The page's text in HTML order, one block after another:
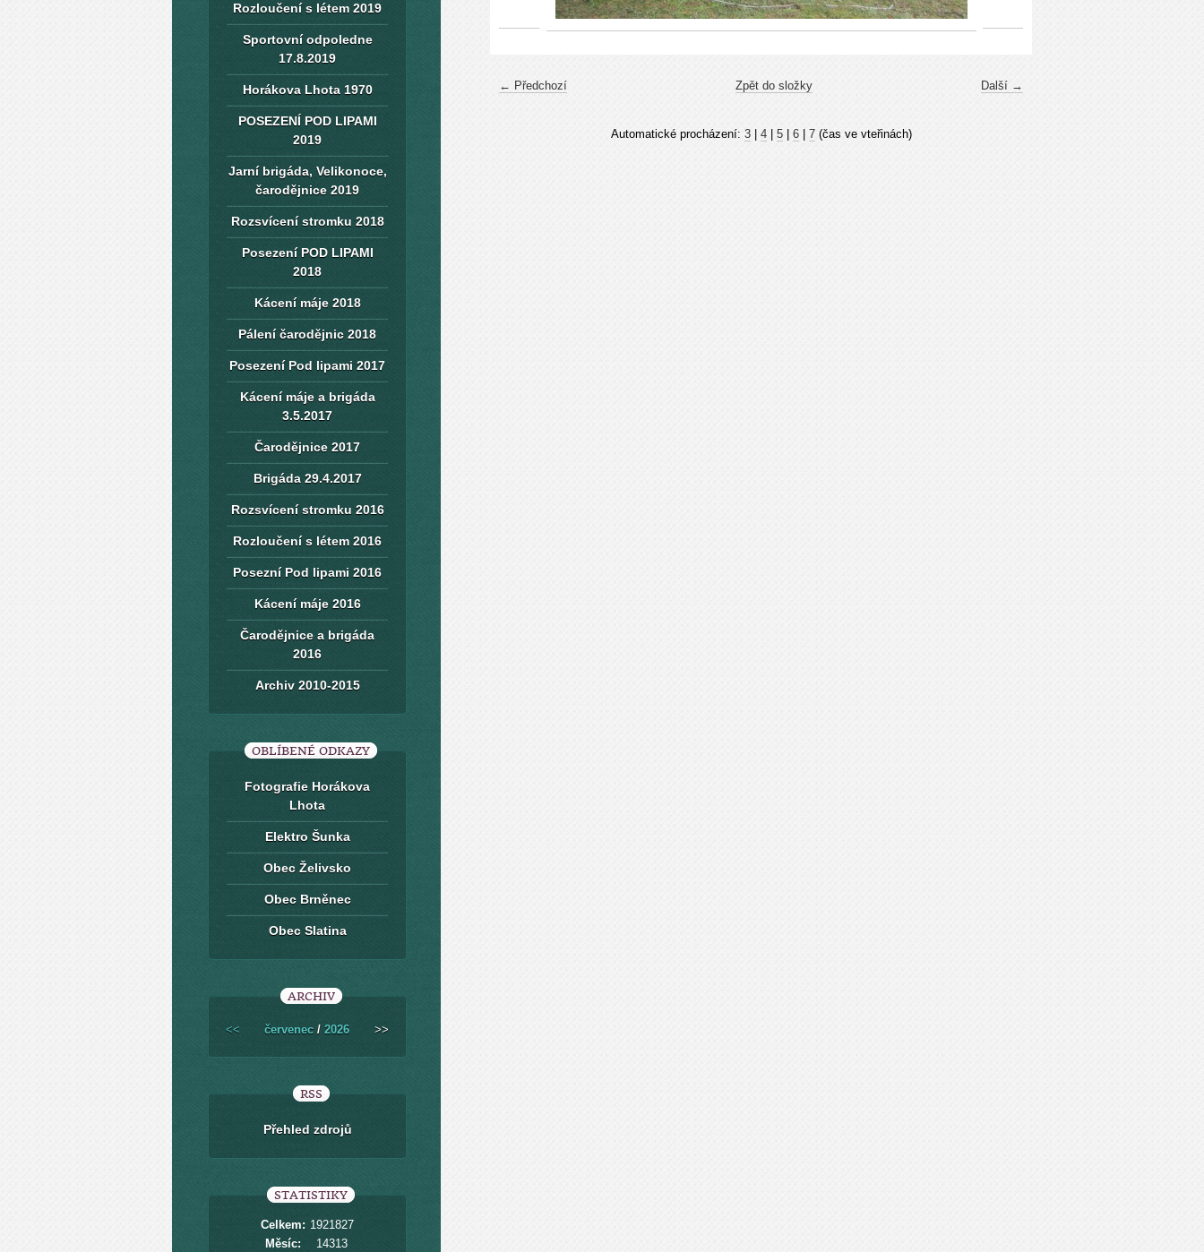
← Předchozí Další →
Zpět do složky
Automatické procházení: 3| 4| 5| 6| 7(čas ve vteřinách)
Rozloučení s létem 2019
Sportovní odpoledne
17.8.2019
Horákova Lhota 1970
POSEZENÍ POD LIPAMI
2019
Jarní brigáda, Velikonoce,
čarodějnice 2019
Rozsvícení stromku 2018
Posezení POD LIPAMI
2018
Kácení máje 2018
Pálení čarodějnic 2018
Posezení Pod lipami 2017
Kácení máje a brigáda
3.5.2017
Čarodějnice 2017
Brigáda 29.4.2017
Rozsvícení stromku 2016
Rozloučení s létem 2016
Posezní Pod lipami 2016
Kácení máje 2016
Čarodějnice a brigáda
2016
Archiv 2010-2015
OBLÍBENÉ ODKAZY
Fotografie Horákova
Lhota
Elektro Šunka
Obec Želivsko
Obec Brněnec
Obec Slatina
ARCHIV
<< červenec / 2026 >>
RSS
Přehled zdrojů
STATISTIKY
Celkem: 1921827
Měsíc:
14313